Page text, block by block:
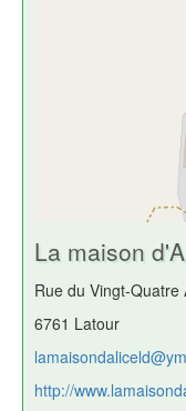
La maison
Rue du Vingt-Quatre
6761 Latour
http://